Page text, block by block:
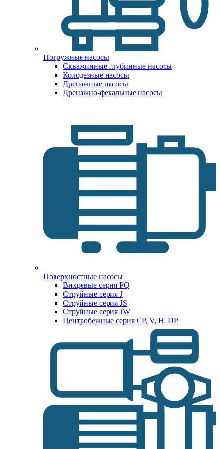
Погружные насосы
Скважинные глубинные насосы
Колодезные насосы
Дренажные насосы
Дренажно-фекальные насосы
Поверхностные насосы
Вихревые серия PQ
Струйные серия J
Струйные серия JS
Струйные серия JW
Центробежные серия CP, V, H, DP